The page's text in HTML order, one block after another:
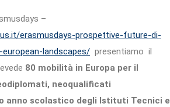
–
erasmusdays-prospettive-future-di-
landscapes/ presentiamo il
80 mobilità in Europa per il
neoqualificati
anno scolastico degli Istituti Tecnici